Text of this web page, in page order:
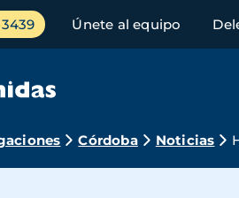
Únete al equipo
Córdoba Noticias